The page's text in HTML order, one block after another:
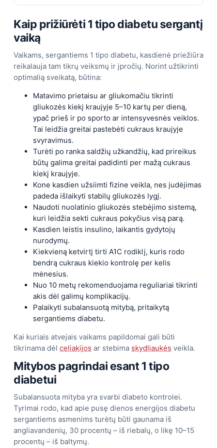
Kaip prižiūrėti 1 tipo diabetu sergantį
vaiką
Vaikams, sergantiems 1 tipo diabetu, kasdienė priežiūra
reikalauja tam tikrų veiksmų ir įpročių. Norint užtikrinti
optimalią sveikatą, būtina:
Matavimo prietaisu ar gliukomačiu tikrinti
gliukozės kiekį kraujyje 5–10 kartų per dieną,
ypač prieš ir po sporto ar intensyvesnės veiklos.
Tai leidžia greitai pastebėti cukraus kraujyje
svyravimus.
Turėti po ranka saldžių užkandžių, kad prireikus
būtų galima greitai padidinti per mažą cukraus
kiekį kraujyje.
Kone kasdien užsiimti fizine veikla, nes judėjimas
padeda išlaikyti stabilų gliukozės lygį.
Naudoti nuolatinio gliukozės stebėjimo sistemą,
kuri leidžia sekti cukraus pokyčius visą parą.
Kasdien leistis insulino, laikantis gydytojų
nurodymų.
Kiekvieną ketvirtį tirti A1C rodiklį, kuris rodo
bendrą cukraus kiekio kontrolę per kelis
mėnesius.
Nuo 10 metų rekomenduojama reguliariai tikrinti
akis dėl galimų komplikacijų.
Palaikyti subalansuotą mitybą, pritaikytą
sergantiems diabetu.
Kai kuriais atvejais vaikams papildomai gali būti
tikrinama dėl celiakijos ar stebima skydliaukės veikla.
Mitybos pagrindai esant 1 tipo
diabetui
Subalansuota mityba yra svarbi diabeto kontrolei.
Tyrimai rodo, kad apie pusę dienos energijos diabetu
sergantiems asmenims turėtų būti gaunama iš
angliavandenių, 30 procentų – iš riebalų, o likę 10–15
procentų – iš baltymų.